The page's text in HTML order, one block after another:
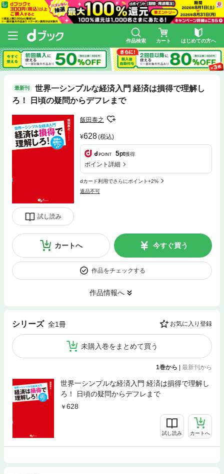
作品検索 カート はじめての方へ
最新刊
世界一シンプルな経済入門 経済は損得で理解し
ろ！ 日頃の疑問からデフレまで
試し読み
飯田泰之
628(税込)
5pt獲得
ポイント詳細
dカード利用でさらにポイント+2%
返品不可
カートへ 今すぐ買う
作品をチェックする
作品情報へ
シリーズ 全1冊 お気に入り登録
未購入巻をまとめて買う
1巻から | 最新刊から
世界一シンプルな経済入門 経済は損得で理解し
ろ！ 日頃の疑問からデフレまで
628
試し読み カートへ